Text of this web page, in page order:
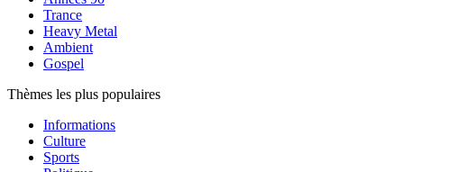
Trance
Heavy Metal
Ambient
Gospel
Thèmes les plus populaires
Informations
Culture
Sports